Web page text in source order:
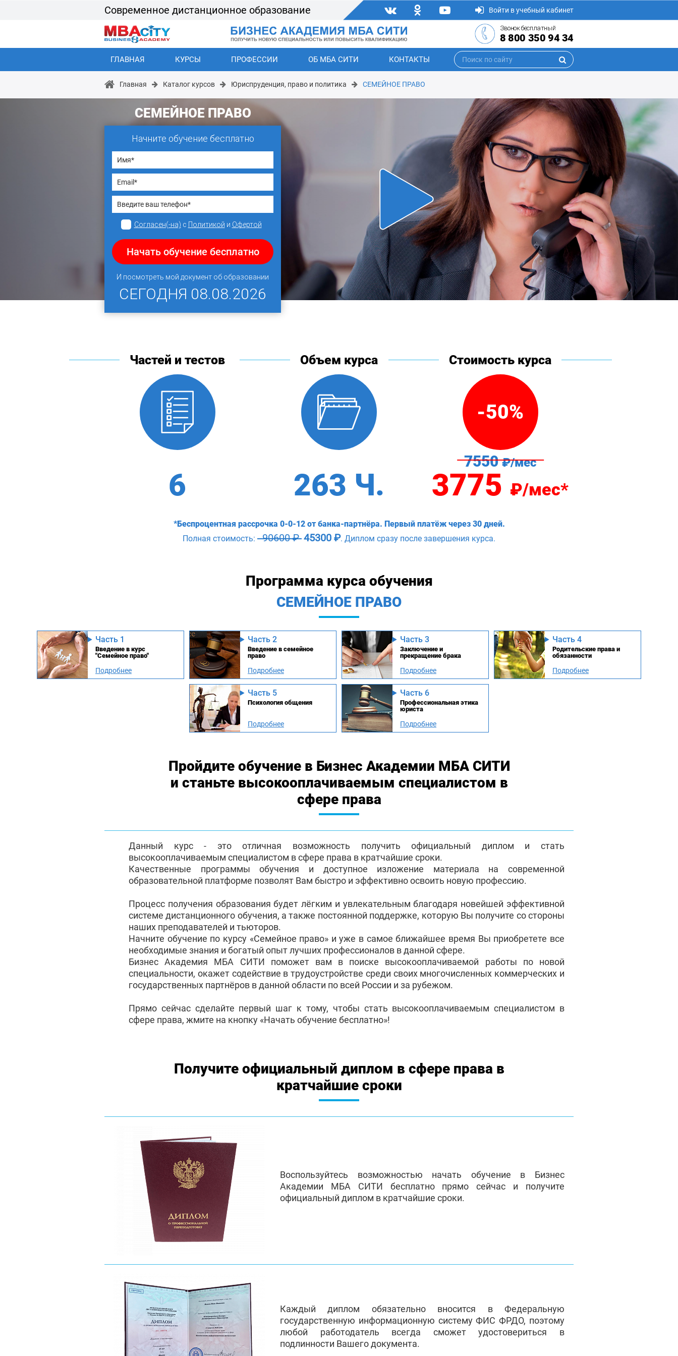
Современное дистанционное образование Войти в учебный кабинет
Звонок бесплатный
8 800 350 94 34
ГЛАВНАЯ КУРСЫ ПРОФЕССИИ ОБ МБА СИТИ КОНТАКТЫ
Главная Каталог курсов Юриспруденция, право и политика СЕМЕЙНОЕ ПРАВО
СЕМЕЙНОЕ ПРАВО
Начните обучение бесплатно
Согласен(-на) с Политикой и Офертой
Начать обучение бесплатно
И посмотреть мой документ об образовании
СЕГОДНЯ 08.08.2026
Частей и тестов
6
Объем курса
263 Ч.
Стоимость курса
-50%
7550₽/мес
3775 ₽/мес*
*Беспроцентная рассрочка 0-0-12 от банка-партнёра. Первый платёж через 30 дней.
Полная стоимость: 90600 ₽45300 ₽. Диплом сразу после завершения курса.
Программа курса обучения
СЕМЕЙНОЕ ПРАВО
Часть 1
Введение в курс
"Семейное право"
Подробнее
Часть 2
Введение в семейное
право
Подробнее
Часть 3
Заключение и
прекращение брака
Подробнее
Часть 4
Родительские права и
обязанности
Подробнее
Часть 5
Психология общения
Подробнее
Часть 6
Профессиональная этика
юриста
Подробнее
Пройдите обучение в Бизнес Академии МБА СИТИ
и станьте высокооплачиваемым специалистом в
сфере права
Данный курс - это отличная возможность получить официальный диплом и стать
высокооплачиваемым специалистом в сфере права в кратчайшие сроки.
Качественные программы обучения и доступное изложение материала на современной
образовательной платформе позволят Вам быстро и эффективно освоить новую профессию.
Процесс получения образования будет лёгким и увлекательным благодаря новейшей эффективной
системе дистанционного обучения, а также постоянной поддержке, которую Вы получите со стороны
наших преподавателей и тьюторов.
Начните обучение по курсу «Семейное право» и уже в самое ближайшее время Вы приобретете все
необходимые знания и богатый опыт лучших профессионалов в данной сфере.
Бизнес Академия МБА СИТИ поможет вам в поиске высокооплачиваемой работы по новой
специальности, окажет содействие в трудоустройстве среди своих многочисленных коммерческих и
государственных партнёров в данной области по всей России и за рубежом.
Прямо сейчас сделайте первый шаг к тому, чтобы стать высокооплачиваемым специалистом в
сфере права, жмите на кнопку «Начать обучение бесплатно»!
Получите официальный диплом в сфере права в
кратчайшие сроки
Воспользуйтесь возможностью начать обучение в Бизнес
Академии МБА СИТИ бесплатно прямо сейчас и получите
официальный диплом в кратчайшие сроки.
Каждый диплом обязательно вносится в Федеральную
государственную информационную систему ФИС ФРДО, поэтому
любой работодатель всегда сможет удостовериться в
подлинности Вашего документа.